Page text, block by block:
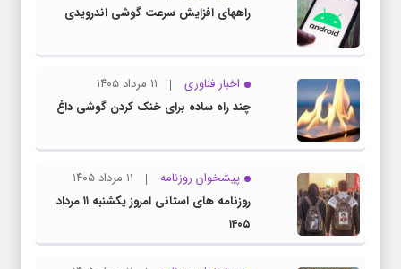
راههای افزایش سرعت گوشی اندرویدی
اخبار فناوری
۱۱ مرداد ۱۴۰۵
چند راه‌ ساده برای خنک کردن گوشی داغ
پیشخوان روزنامه
۱۱ مرداد ۱۴۰۵
روزنامه های استانی امروز یکشنبه ۱۱ مرداد
۱۴۰۵